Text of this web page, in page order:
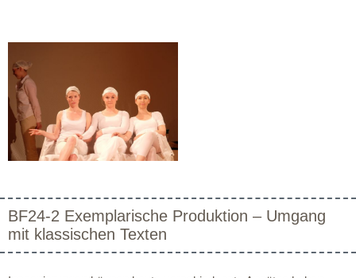
BF24-2 Exemplarische Produktion – Umgang
mit klassischen Texten